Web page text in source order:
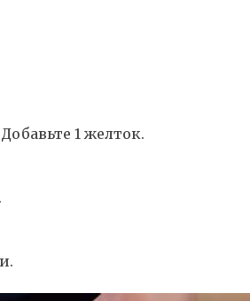
1 желток.